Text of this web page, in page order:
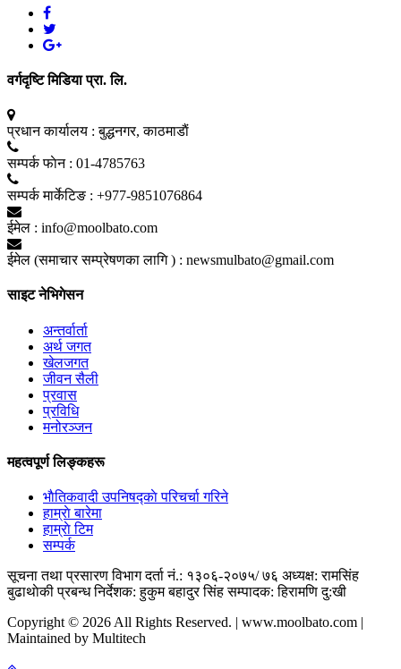
वर्गदृष्टि मिडिया प्रा. लि.
प्रधान कार्यालय : बुद्धनगर, काठमाडाैं
सम्पर्क फाेन : 01-4785763
सम्पर्क मार्केटिङ : +977-9851076864
ईमेल : info@moolbato.com
ईमेल (समाचार सम्प्रेषणका लागि ) : newsmulbato@gmail.com
साइट नेभिगेसन
अन्तर्वार्ता
अर्थ जगत
खेलजगत
जीवन सैली
प्रवास
प्रविधि
मनोरञ्जन
महत्वपूर्ण लिङ्कहरू
भाैतिकवादी उपनिषद्काे परिचर्चा गरिने
हाम्राे बारेमा
हाम्राे टिम
सम्पर्क
सूचना तथा प्रसारण विभाग दर्ता नं.: १३०६-२०७५/ ७६ अध्यक्ष: रामसिंह
बुढाथाेकी प्रबन्ध निर्देशक: हुकुम बहादुर सिंह सम्पादक: हिरामणि दु:खी
Copyright © 2026 All Rights Reserved. | www.moolbato.com |
Maintained by Multitech